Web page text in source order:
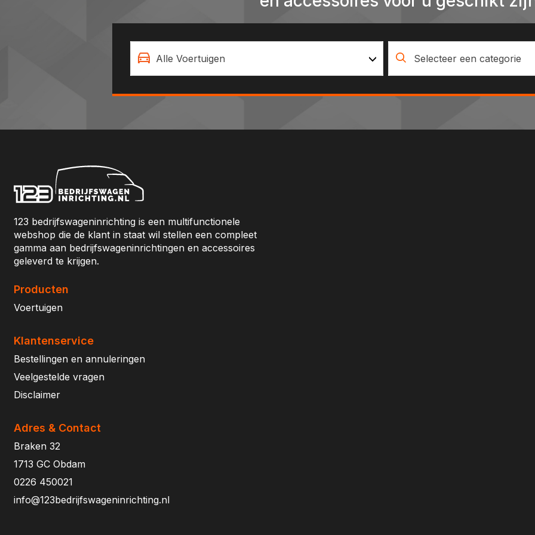
Alle Voertuigen Selecteer een categorie
123 bedrijfswageninrichting is een multifunctionele
webshop die de klant in staat wil stellen een compleet
gamma aan bedrijfswageninrichtingen en accessoires
geleverd te krijgen.
Producten
Voertuigen
Klantenservice
Bestellingen en annuleringen
Veelgestelde vragen
Disclaimer
Adres & Contact
Braken 32
1713 GC Obdam
0226 450021
info@123bedrijfswageninrichting.nl